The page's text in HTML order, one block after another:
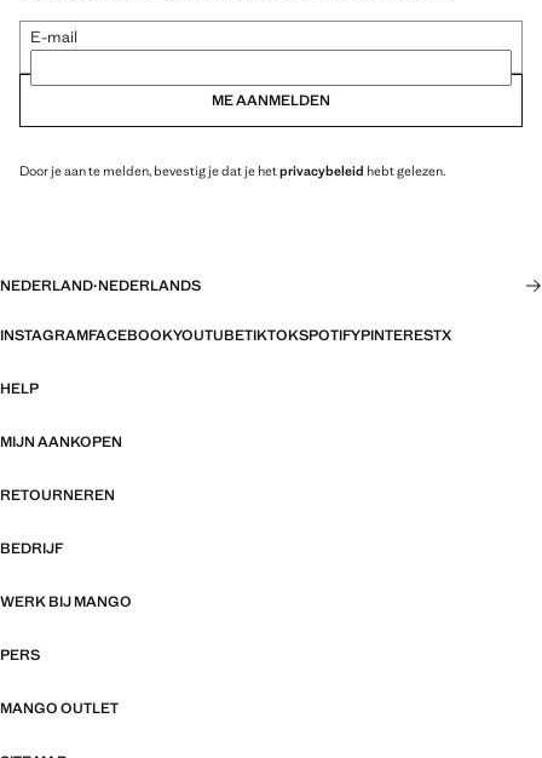
E-mail
ME AANMELDEN
Door je aan te melden, bevestig je dat je hetprivacybeleid hebt gelezen.
NEDERLAND·NEDERLANDS
INSTAGRAMFACEBOOKYOUTUBETIKTOKSPOTIFYPINTERESTX
HELP
MIJN AANKOPEN
RETOURNEREN
BEDRIJF
WERK BIJ MANGO
PERS
MANGO OUTLET